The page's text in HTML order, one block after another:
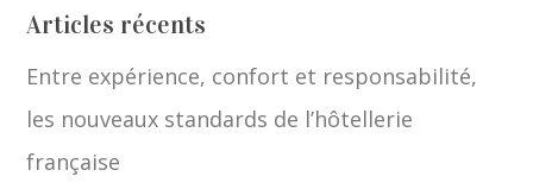
Articles récents
Entre expérience, confort et responsabilité,
les nouveaux standards de l’hôtellerie
française